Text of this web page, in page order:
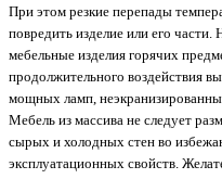
При этом резкие перепады
повредить изделие или его части.
мебельные изделия горячих
продолжительного воздействия
мощных ламп,
Мебель из массива не следует
сырых и холодных стен во
эксплуатационных свойств.